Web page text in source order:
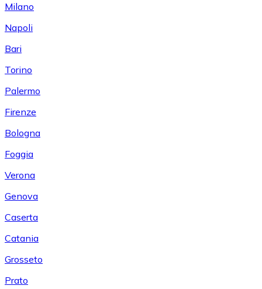
Milano
Napoli
Bari
Torino
Palermo
Firenze
Bologna
Foggia
Verona
Genova
Caserta
Catania
Grosseto
Prato